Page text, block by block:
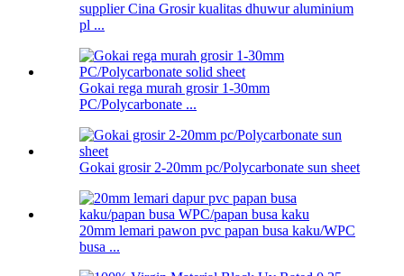
supplier Cina Grosir kualitas dhuwur aluminium
pl ...
Gokai rega murah grosir 1-30mm
PC/Polycarbonate ...
Gokai grosir 2-20mm pc/Polycarbonate sun sheet
20mm lemari pawon pvc papan busa kaku/WPC
busa ...